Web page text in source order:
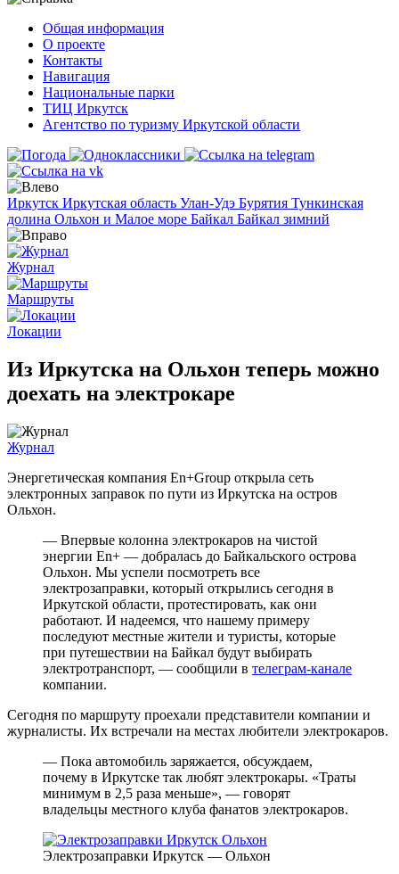
Общая информация
О проекте
Контакты
Навигация
Национальные парки
ТИЦ Иркутск
Агентство по туризму Иркутской области
Иркутск Иркутская область Улан-Удэ Бурятия Тункинская
долина Ольхон и Малое море Байкал Байкал зимний
Журнал
Маршруты
Локации
Из Иркутска на Ольхон теперь можно
доехать на электрокаре
Журнал
Энергетическая компания En+Group открыла сеть
электронных заправок по пути из Иркутска на остров
Ольхон.
— Впервые колонна электрокаров на чистой
энергии En+ — добралась до Байкальского острова
Ольхон. Мы успели посмотреть все
электрозаправки, который открылись сегодня в
Иркутской области, протестировать, как они
работают. И надеемся, что нашему примеру
последуют местные жители и туристы, которые
при путешествии на Байкал будут выбирать
электротранспорт, — сообщили в телеграм-канале
компании.
Сегодня по маршруту проехали представители компании и
журналисты. Их встречали на местах любители электрокаров.
— Пока автомобиль заряжается, обсуждаем,
почему в Иркутске так любят электрокары. «Траты
минимум в 2,5 раза меньше», — говорят
владельцы местного клуба фанатов электрокаров.
Электрозаправки Иркутск — Ольхон